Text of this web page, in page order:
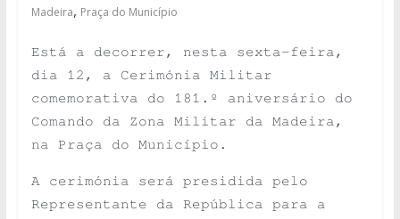
Madeira, Praça do Município
Está a decorrer, nesta sexta-feira,
dia 12, a Cerimónia Militar
comemorativa do 181.º aniversário do
Comando da Zona Militar da Madeira,
na Praça do Município.
A cerimónia será presidida pelo
Representante da República para a